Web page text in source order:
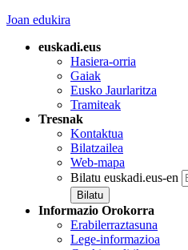
Joan edukira
euskadi.eus
Hasiera-orria
Gaiak
Eusko Jaurlaritza
Tramiteak
Tresnak
Kontaktua
Bilatzailea
Web-mapa
Bilatu euskadi.eus-en
Informazio Orokorra
Erabilerraztasuna
Lege-informazioa